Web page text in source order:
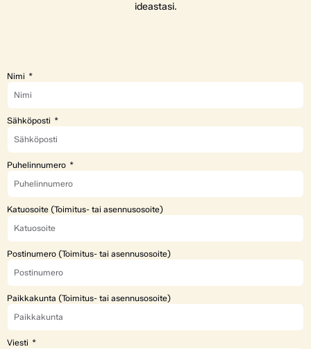
ideastasi.
Nimi
Sähköposti
Puhelinnumero
Katuosoite (Toimitus- tai asennusosoite)
Postinumero (Toimitus- tai asennusosoite)
Paikkakunta (Toimitus- tai asennusosoite)
Viesti